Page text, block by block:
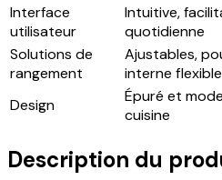
Interface
utilisateur
Intuitive,
quotidienne
Solutions de
rangement
Ajustables,
interne flexible
Design
Épuré et
cuisine
Description du